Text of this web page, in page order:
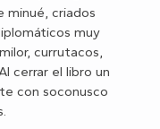
minué, criados
muy
currutacos,
cerrar el libro un
con soconusco